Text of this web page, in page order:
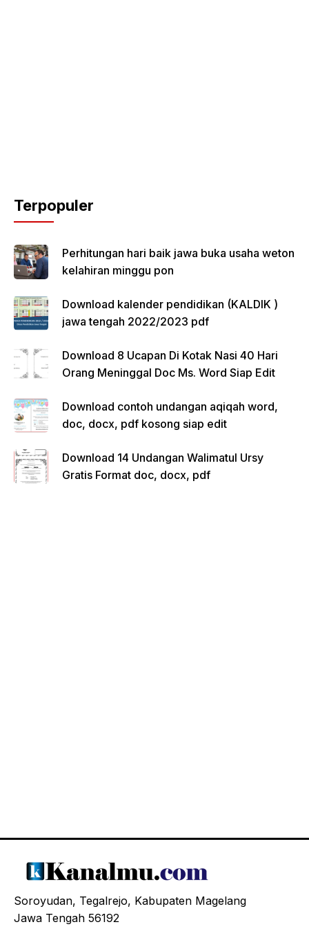
Terpopuler
Perhitungan hari baik jawa buka usaha weton
kelahiran minggu pon
Download kalender pendidikan (KALDIK )
jawa tengah 2022/2023 pdf
Download 8 Ucapan Di Kotak Nasi 40 Hari
Orang Meninggal Doc Ms. Word Siap Edit
Download contoh undangan aqiqah word,
doc, docx, pdf kosong siap edit
Download 14 Undangan Walimatul Ursy
Gratis Format doc, docx, pdf
Soroyudan, Tegalrejo, Kabupaten Magelang
Jawa Tengah 56192